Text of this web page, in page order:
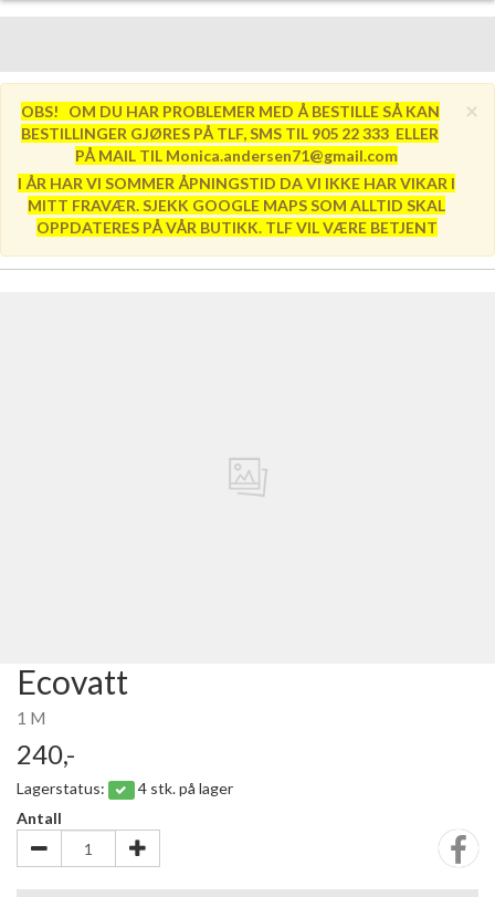
×
OBS! OM DU HAR PROBLEMER MED Å BESTILLE SÅ KAN
BESTILLINGER GJØRES PÅ TLF, SMS TIL 905 22 333 ELLER
PÅ MAIL TIL Monica.andersen71@gmail.com
I ÅR HAR VI SOMMER ÅPNINGSTID DA VI IKKE HAR VIKAR I
MITT FRAVÆR. SJEKK GOOGLE MAPS SOM ALLTID SKAL
OPPDATERES PÅ VÅR BUTIKK. TLF VIL VÆRE BETJENT
Ecovatt
1 M
240,-
Lagerstatus:
4 stk. på lager
Antall